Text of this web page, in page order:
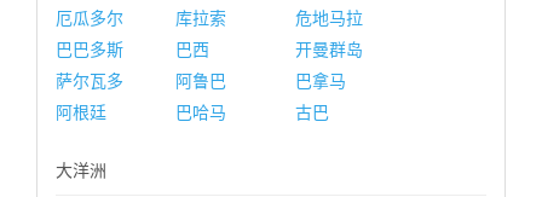
厄瓜多尔
库拉索
危地马拉
巴巴多斯
巴西
开曼群岛
萨尔瓦多
阿鲁巴
巴拿马
阿根廷
巴哈马 古巴
大洋洲